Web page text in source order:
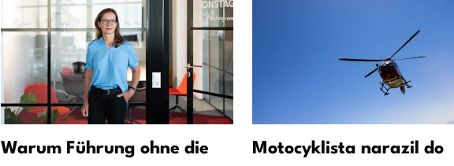
Warum Führung ohne die
Motocyklista narazil do